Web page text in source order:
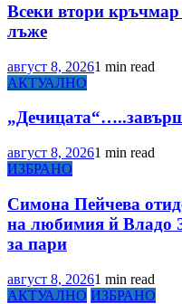
Всеки втори
лъже
август 8, 20261 min read
АКТУАЛНО
август 8, 20261 min read
ИЗБРАНО
Симона Пейчева
на любимия й Владо
за пари
август 8, 20261 min read
АКТУАЛНО ИЗБРАНО